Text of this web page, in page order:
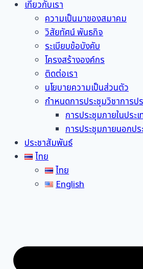
เกี่ยวกับเรา
ความเป็นมาของสมาคม
วิสัยทัศน์ พันธกิจ
ระเบียบข้อบังคับ
โครงสร้างองค์กร
ติดต่อเรา
นโยบายความเป็นส่วนตัว
กำหนดการประชุมวิชาการป
การประชุมภายในประ
การประชุมภายนอกปร
ประชาสัมพันธ์
ไทย
ไทย
English